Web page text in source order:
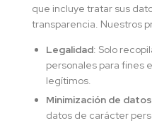
que incluye tratar sus
transparencia. Nuestros
Legalidad: Solo
personales para fines
legítimos.
Minimización de datos
datos de carácter